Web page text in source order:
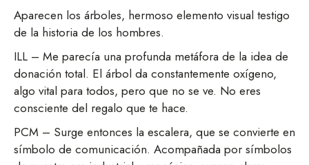
Aparecen los árboles, hermoso elemento visual testigo
de la historia de los hombres.
ILL – Me parecía una profunda metáfora de la idea de
donación total. El árbol da constantemente oxígeno,
algo vital para todos, pero que no se ve. No eres
consciente del regalo que te hace.
PCM – Surge entonces la escalera, que se convierte en
símbolo de comunicación. Acompañada por símbolos